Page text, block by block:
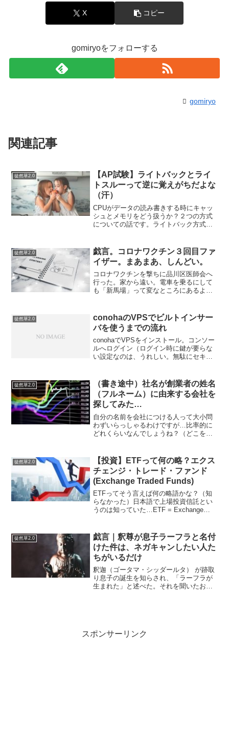
X コピー
gomiryoをフォローする
gomiryo
関連記事
徒然草2.0
【AP試験】ライトバックとライ
トスルーって逆に覚えがちだよな
（汗）
CPUがデータの読み書きする時にキャッ
シュとメモリをどう扱うか？２つの方式
についての話です。ライトバック方式と
ク方式 主記憶装置へのデータ書き込みは
必要なときのみライト...
徒然草2.0
戯言。コロナワクチン３回目ファ
イザー。まあまあ、しんどい。
コロナワクチンを撃ちに品川区医師会へ
行った。家から遠い。電車を乗るにして
も「新馬場」って変なところにあるよ
だったので、モデモデファイというらし
い。射った当日はなんてこと...
徒然草2.0
conohaのVPSでビルトインサー
バを使うまでの流れ
conohaでVPSをインストール。コンソー
ルへログイン（ログイン時に鍵が要らな
い設定なのは、うれしい。無駄にセキュ
v ... phpは入っていない。8...
徒然草2.0
（書き途中）社名が創業者の姓名
（フルネーム）に由来する会社を
探してみた…
自分の名前を会社につける人って大小問
わずいらっしゃるわけですが…比率的に
どれくらいなんでしょうね？（どこをど
字までは結構あると思いますが下の名前
までつけるというのはかなり...
徒然草2.0
【投資】ETFって何の略？エクス
チェンジ・トレード・ファンド
(Exchange Traded Funds)
ETFってそう言えば何の略語かな？（知
らなかった）日本語で上場投資信託とい
うのは知っていた…ETF = Exchange
徒然草2.0
戯言｜釈尊が息子ラーフラと名付
けた件は、ネガキャンしたい人た
ちがいるだけ
釈迦（ゴータマ・シッダールタ） が跡取
り息子の誕生を知らされ、「ラーフラが
生まれた」と述べた。それを聞いたおや
スポンサーリンク